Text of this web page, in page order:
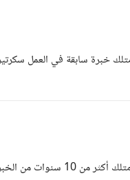
خبرة سابقة في العمل
مرحبا، أشكركم على طرح هذا المشروع.